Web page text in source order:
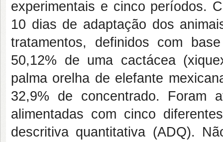
experimentais e cinco períodos.
10 dias de adaptação dos
tratamentos, definidos com
50,12% de uma cactácea
palma orelha de elefante
32,9% de concentrado. Foram
alimentadas com cinco
descritiva quantitativa (ADQ).